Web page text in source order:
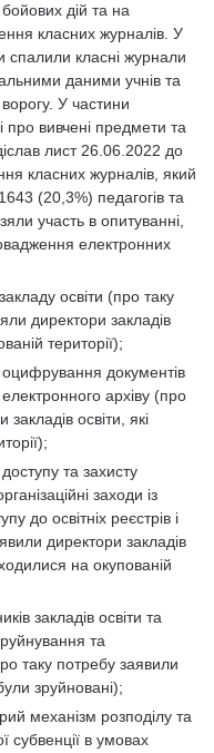
дій та на
класних журналів. У
спалили класні журнали
даними учнів та
У частини
про вивчені предмети та
лист 26.06.2022 до
класних журналів, який
(20,3%) педагогів та
участь в опитуванні,
електронних
освіти (про таку
директори закладів
території);
документів
архіву (про
освіти, які
та захисту
заходи із
до освітніх реєстрів і
директори закладів
на окупованій
закладів освіти та
руйнування та
таку потребу заявили
зруйновані);
механізм розподілу та
субвенції в умовах